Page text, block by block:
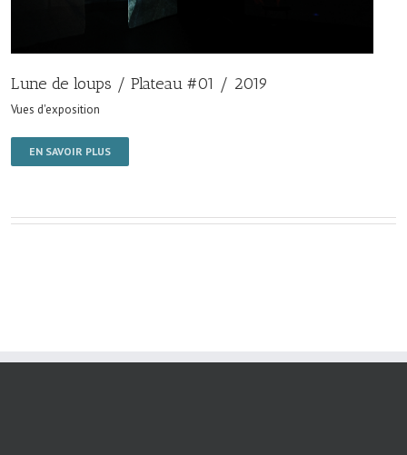
Lune de loups / Plateau #01 / 2019
Vues d'exposition
EN SAVOIR PLUS